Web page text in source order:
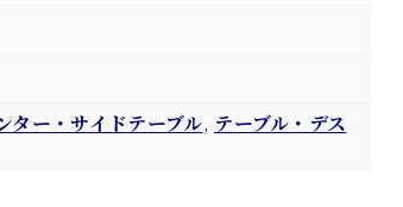
ター・サイドテーブル, テーブル・デス